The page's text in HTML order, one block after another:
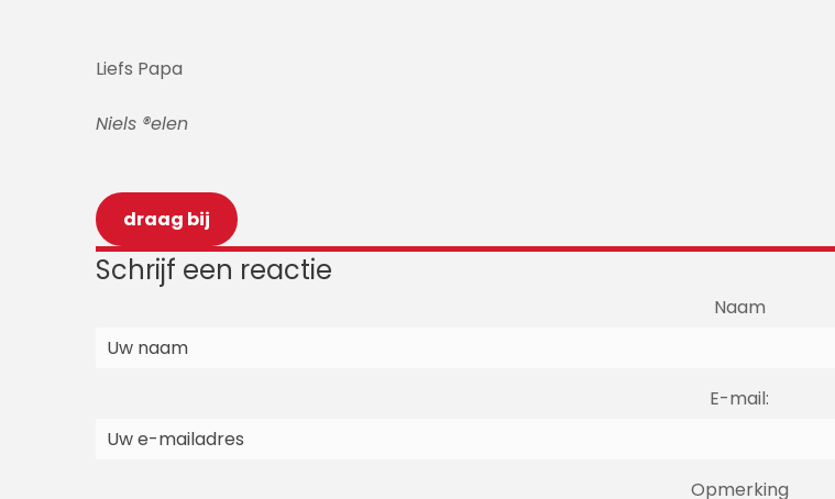
Liefs Papa
Niels ®elen
draag bij
Schrijf een reactie
Naam
E-mail:
Opmerking